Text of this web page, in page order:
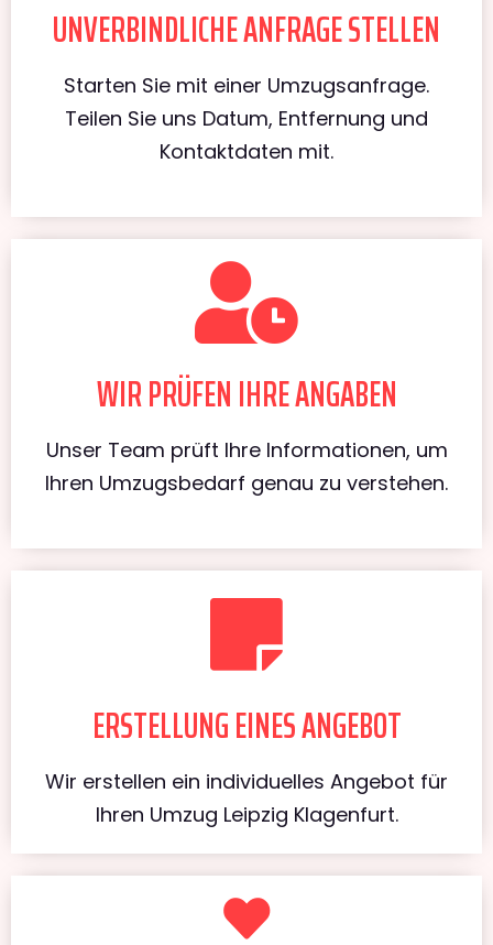
UNVERBINDLICHE ANFRAGE STELLEN
Starten Sie mit einer Umzugsanfrage.
Teilen Sie uns Datum, Entfernung und
Kontaktdaten mit.
WIR PRÜFEN IHRE ANGABEN
Unser Team prüft Ihre Informationen, um
Ihren Umzugsbedarf genau zu verstehen.
ERSTELLUNG EINES ANGEBOT
Wir erstellen ein individuelles Angebot für
Ihren Umzug Leipzig Klagenfurt.